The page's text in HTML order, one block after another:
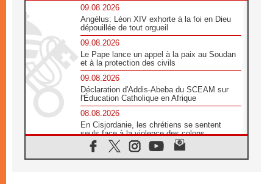
09.08.2026
Angélus: Léon XIV exhorte à la foi en Dieu
dépouillée de tout orgueil
09.08.2026
Le Pape lance un appel à la paix au Soudan
et à la protection des civils
09.08.2026
Déclaration d'Addis-Abeba du SCEAM sur
l'Éducation Catholique en Afrique
08.08.2026
En Cisjordanie, les chrétiens se sentent
seuls face à la violence des colons
08.08.2026
Léon XIV au sanctuaire de Notre Dame du